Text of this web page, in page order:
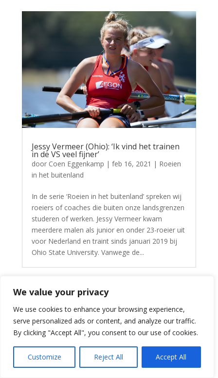
We value your privacy
We use cookies to enhance your browsing experience,
serve personalized ads or content, and analyze our traffic.
By clicking "Accept All", you consent to our use of cookies.
Customize Reject All Accept All
Jessy Vermeer (Ohio): ‘Ik vind het trainen
in de VS veel fijner’
door Coen Eggenkamp | feb 16, 2021 | Roeien
in het buitenland
In de serie ‘Roeien in het buitenland’ spreken wij
roeiers of coaches die buiten onze landsgrenzen
studeren of werken. Jessy Vermeer kwam
meerdere malen als junior en onder 23-roeier uit
voor Nederland en traint sinds januari 2019 bij
Ohio State University. Vanwege de...